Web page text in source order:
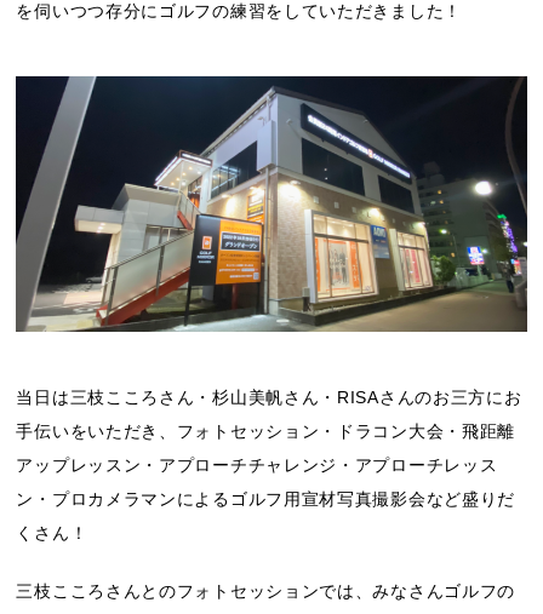
を伺いつつ存分にゴルフの練習をしていただきました！
当日は三枝こころさん・杉山美帆さん・RISAさんのお三方にお
手伝いをいただき、フォトセッション・ドラコン大会・飛距離
アップレッスン・アプローチチャレンジ・アプローチレッス
ン・プロカメラマンによるゴルフ用宣材写真撮影会など盛りだ
くさん！
三枝こころさんとのフォトセッションでは、みなさんゴルフの